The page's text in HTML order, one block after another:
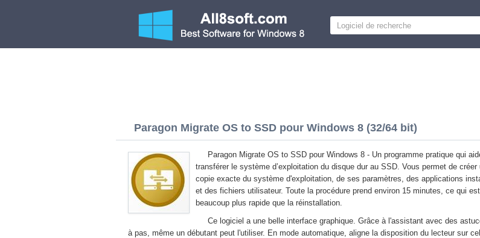
Paragon Migrate OS to SSD pour Windows 8 (32/64 bit)
Paragon Migrate OS to SSD pour Windows 8 - Un programme pratique qui
transférer le système d’exploitation du disque dur au SSD. Vous permet de créer
copie exacte du système d'exploitation, de ses paramètres, des applications
et des fichiers utilisateur. Toute la procédure prend environ 15 minutes, ce qui est
beaucoup plus rapide que la réinstallation.
Ce logiciel a une belle interface graphique. Grâce à l'assistant avec des
à pas, même un débutant peut l'utiliser. En mode automatique, aligne la disposition du lecteur sur